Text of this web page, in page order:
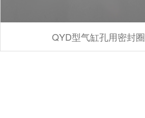
QYD型气缸孔用密封圈